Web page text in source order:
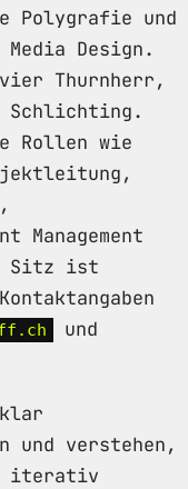
Polygrafie und
Design.
Thurnherr,
Schlichting.
Rollen wie
Management
Sitz ist
und
und verstehen,
iterativ